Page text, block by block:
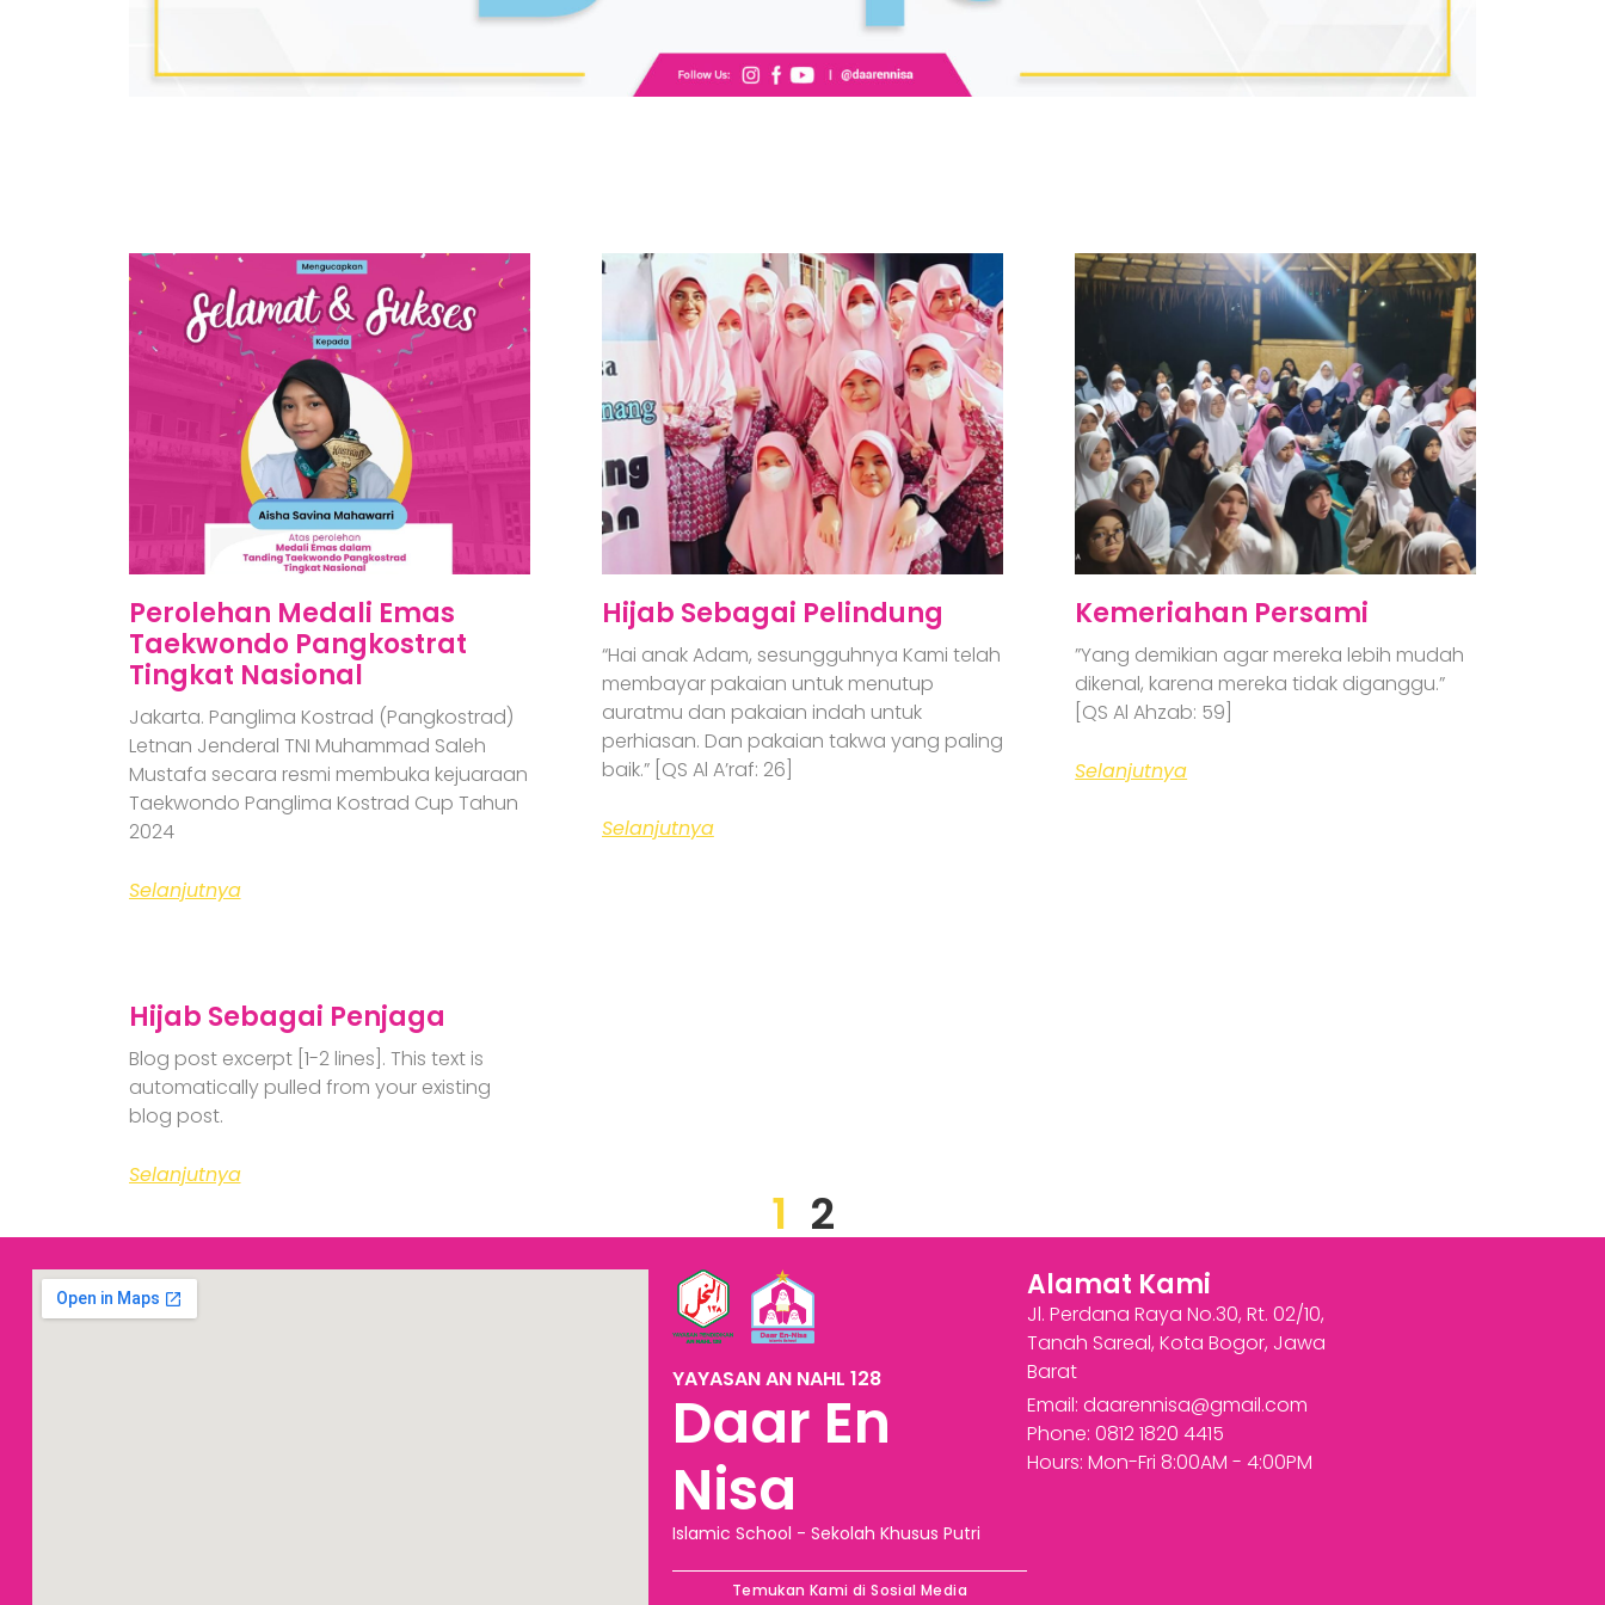
Perolehan Medali Emas
Taekwondo Pangkostrat
Tingkat Nasional
Jakarta. Panglima Kostrad (Pangkostrad)
Letnan Jenderal TNI Muhammad Saleh
Mustafa secara resmi membuka kejuaraan
Taekwondo Panglima Kostrad Cup Tahun
2024
Selanjutnya
Hijab Sebagai Pelindung
“Hai anak Adam, sesungguhnya Kami telah
membayar pakaian untuk menutup
auratmu dan pakaian indah untuk
perhiasan. Dan pakaian takwa yang paling
baik.” [QS Al A’raf: 26]
Selanjutnya
Kemeriahan Persami
”Yang demikian agar mereka lebih mudah
dikenal, karena mereka tidak diganggu.”
[QS Al Ahzab: 59]
Selanjutnya
Hijab Sebagai Penjaga
Blog post excerpt [1-2 lines]. This text is
automatically pulled from your existing
blog post.
Selanjutnya
1 2
YAYASAN AN NAHL 128
Daar En
Nisa
Islamic School - Sekolah Khusus Putri
Temukan Kami di Sosial Media
Alamat Kami
Jl. Perdana Raya No.30, Rt. 02/10,
Tanah Sareal, Kota Bogor, Jawa
Barat
Email: daarennisa@gmail.com
Phone: 0812 1820 4415
Hours: Mon-Fri 8:00AM - 4:00PM